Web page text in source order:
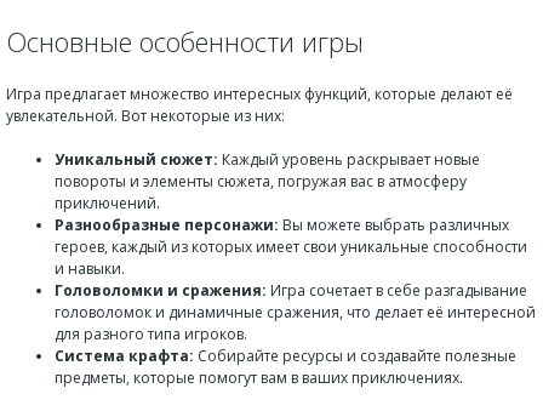
Основные особенности игры
Игра предлагает множество интересных функций, которые делают её
увлекательной. Вот некоторые из них:
Уникальный сюжет: Каждый уровень раскрывает новые
повороты и элементы сюжета, погружая вас в атмосферу
приключений.
Разнообразные персонажи: Вы можете выбрать различных
героев, каждый из которых имеет свои уникальные способности
и навыки.
Головоломки и сражения: Игра сочетает в себе разгадывание
головоломок и динамичные сражения, что делает её интересной
для разного типа игроков.
Система крафта: Собирайте ресурсы и создавайте полезные
предметы, которые помогут вам в ваших приключениях.